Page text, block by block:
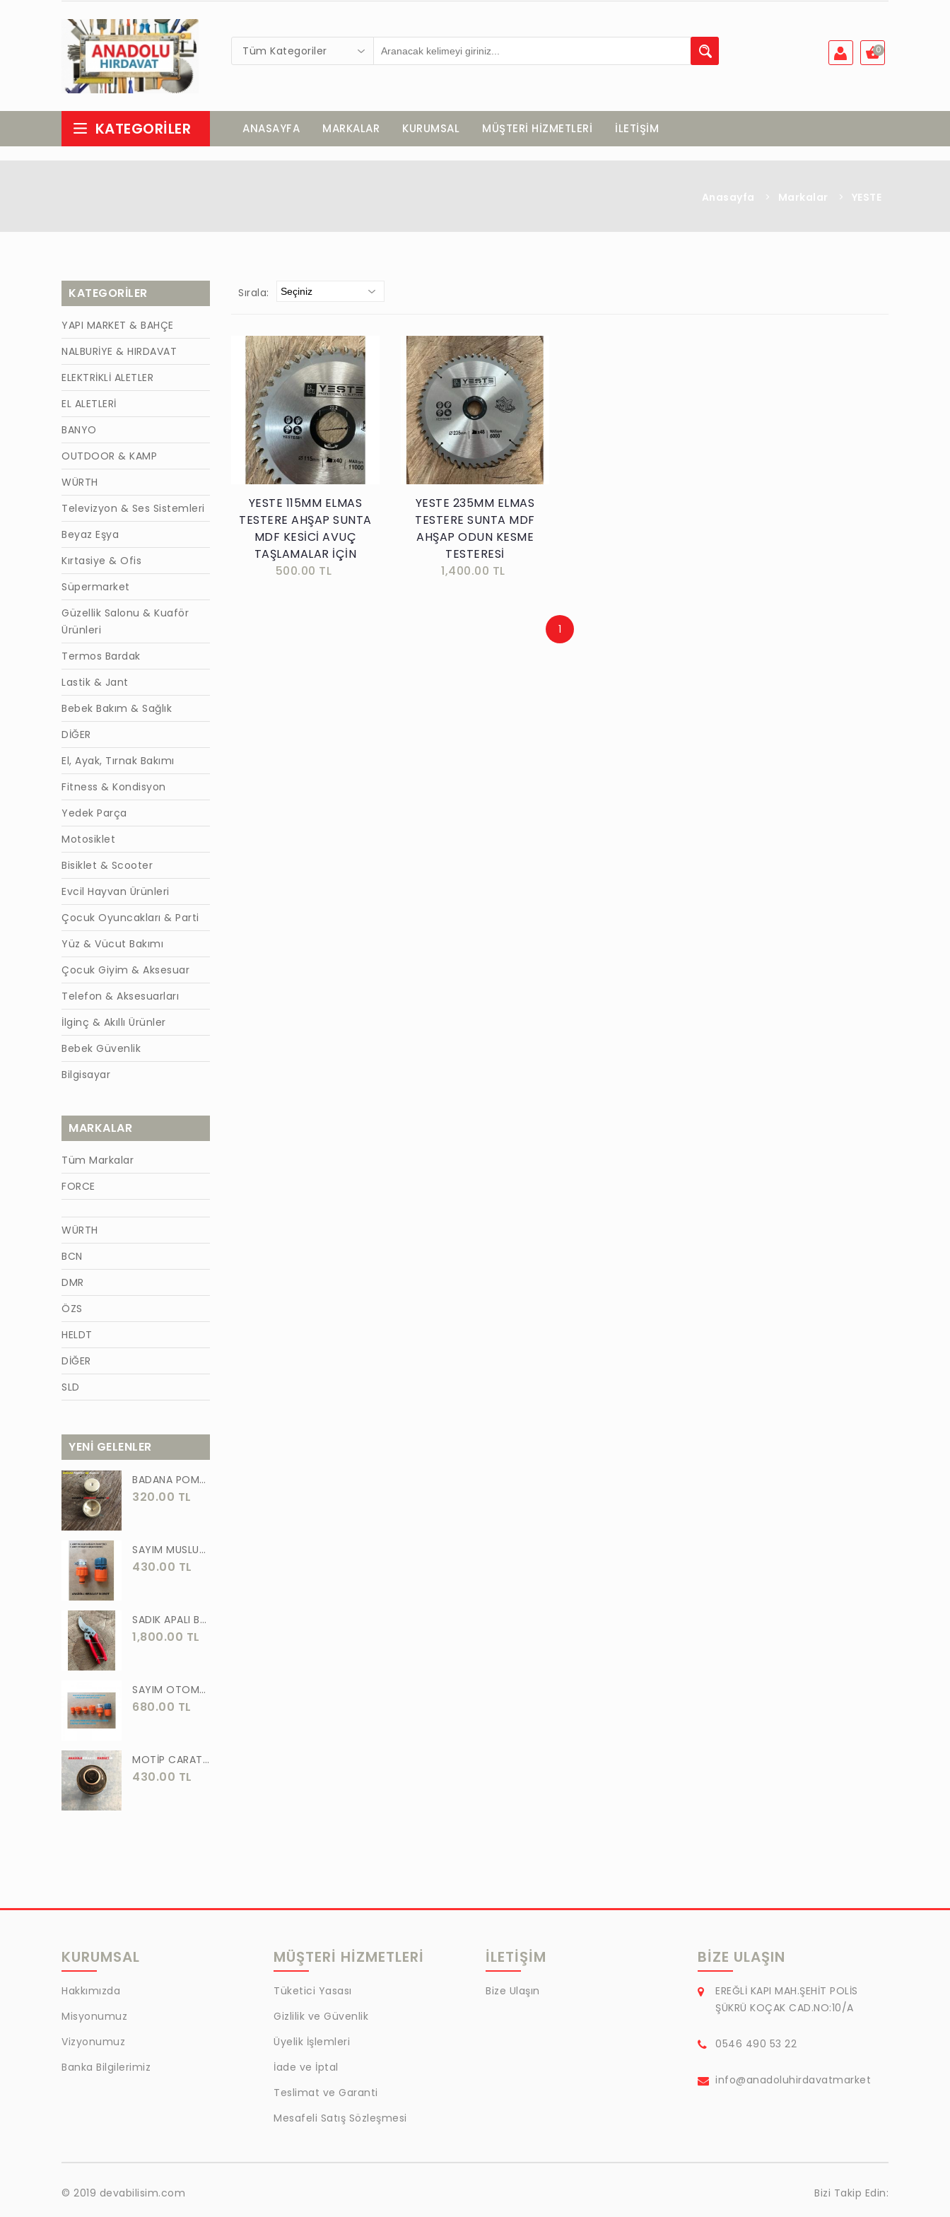
Tüm Kategoriler 0
KATEGORILER ANASAYFA MARKALAR KURUMSAL MÜŞTERİ HİZMETLERİ İLETİŞİM
Anasayfa > Markalar > YESTE
KATEGORILER
YAPI MARKET & BAHÇE
NALBURİYE & HIRDAVAT
ELEKTRİKLİ ALETLER
EL ALETLERİ
BANYO
OUTDOOR & KAMP
WÜRTH
Televizyon & Ses Sistemleri
Beyaz Eşya
Kırtasiye & Ofis
Süpermarket
Güzellik Salonu & Kuaför
Ürünleri
Termos Bardak
Lastik & Jant
Bebek Bakım & Sağlık
DİĞER
El, Ayak, Tırnak Bakımı
Fitness & Kondisyon
Yedek Parça
Motosiklet
Bisiklet & Scooter
Evcil Hayvan Ürünleri
Çocuk Oyuncakları & Parti
Yüz & Vücut Bakımı
Çocuk Giyim & Aksesuar
Telefon & Aksesuarları
İlginç & Akıllı Ürünler
Bebek Güvenlik
Bilgisayar
MARKALAR
Tüm Markalar
FORCE
WÜRTH
BCN
DMR
ÖZS
HELDT
DİĞER
SLD
TİĞON
WACKER
GÜNER
ÖRS
FORGED
ASLAN
MEŞEM
AKGÜN
MOTİP
STR
ERKUL
ÖZTUTAR
DEKOR
TUDOR
MRC
BİLKAT
BHD
EGM
MYCRAFT
WRT
BEST
YENİ GELENLER
BADANA POMPA UCU PİRİNÇ BADANA POMPASI YAYLI BAŞLIK UÇ 1 ADET
320.00 TL
SAYIM MUSLUK BAĞLANTI ADAPTÖRÜ VE OTOMATİK 2 Lİ SET ADAPTÖR
430.00 TL
SADIK APALI BAĞ BUDAMA MAKASI BİTKİ BUDAMA MAKASI EL YAPIMI
1,800.00 TL
SAYIM OTOMATİK MUSLUK VE BATARYA BAGLANTI ADAPTÖRÜ 6 PARÇA SET
680.00 TL
MOTİP CARAT 400 ML SPREY BOYA SİYAH GRİ ANTRASİT KOYU RENK 7016
430.00 TL
Sırala:
Sepete Ekle
YESTE 115MM ELMAS
TESTERE AHŞAP SUNTA
MDF KESİCİ AVUÇ
TAŞLAMALAR İÇİN
500.00 TL
Sepete Ekle
YESTE 235MM ELMAS
TESTERE SUNTA MDF
AHŞAP ODUN KESME
TESTERESİ
1,400.00 TL
1
KURUMSAL
Hakkımızda
Misyonumuz
Vizyonumuz
Banka Bilgilerimiz
MÜŞTERİ HİZMETLERİ
Tüketici Yasası
Gizlilik ve Güvenlik
Üyelik İşlemleri
İade ve İptal
Teslimat ve Garanti
Mesafeli Satış Sözleşmesi
İLETİŞİM
Bize Ulaşın
BIZE ULAŞIN
EREĞLİ KAPI MAH.ŞEHİT POLİS
ŞÜKRÜ KOÇAK CAD.NO:10/A
0546 490 53 22
info@anadoluhirdavatmarket
© 2019 devabilisim.com Bizi Takip Edin: